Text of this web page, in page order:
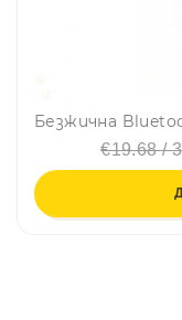
€19.68 /